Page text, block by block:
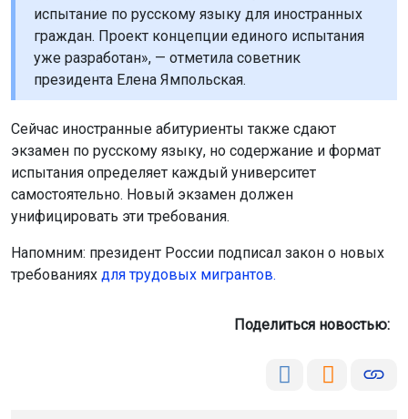
испытание по русскому языку для иностранных
граждан. Проект концепции единого испытания
уже разработан», — отметила советник
президента Елена Ямпольская.
Сейчас иностранные абитуриенты также сдают
экзамен по русскому языку, но содержание и формат
испытания определяет каждый университет
самостоятельно. Новый экзамен должен
унифицировать эти требования.
Напомним: президент России подписал закон о новых
требованиях для трудовых мигрантов.
Поделиться новостью: